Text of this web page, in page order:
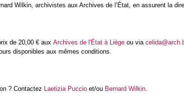
Wilkin, archivistes aux Archives de l’État, en assurent la
de 20,00 € aux Archives de l'État à Liège ou via
disponibles aux mêmes conditions.
? Contactez Laetizia Puccio et/ou Bernard Wilkin